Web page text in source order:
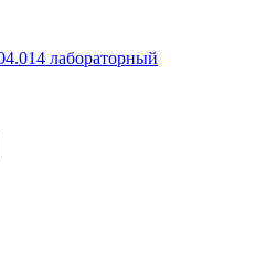
лабораторный